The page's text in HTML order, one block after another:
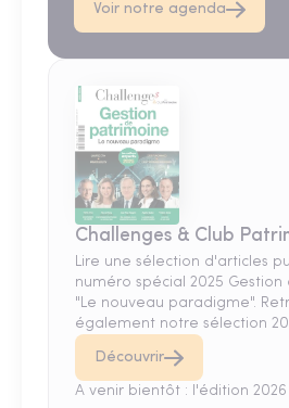
Voir notre agenda
Challenges & Club
Lire une sélection d'articles
numéro spécial 2025
"Le nouveau paradigme".
également notre sélection
Découvrir
A venir bientôt : l'édition 2026